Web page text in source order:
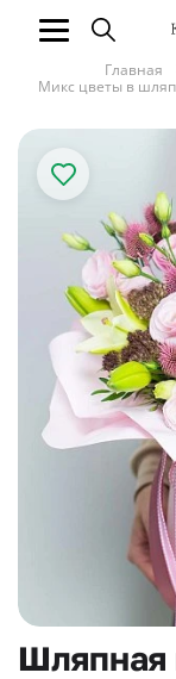
Главная
Микс цветы в
Шляпная